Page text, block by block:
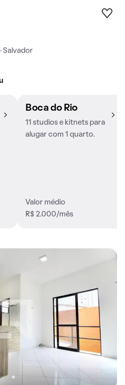
Salvador
Boca do Rio
11 studios e kitnets para
alugar com 1 quarto.
Valor médio
R$ 2.000/mês